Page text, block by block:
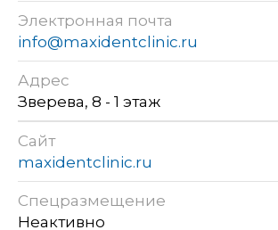
Электронная почта
info@maxidentclinic.ru
Адрес
Зверева, 8 - 1 этаж
Сайт
maxidentclinic.ru
Спецразмещение
Неактивно